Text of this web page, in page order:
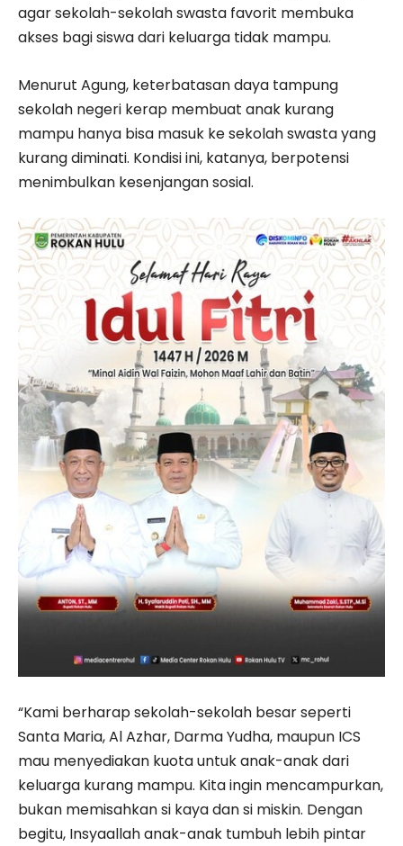
agar sekolah-sekolah swasta favorit membuka
akses bagi siswa dari keluarga tidak mampu.
Menurut Agung, keterbatasan daya tampung
sekolah negeri kerap membuat anak kurang
mampu hanya bisa masuk ke sekolah swasta yang
kurang diminati. Kondisi ini, katanya, berpotensi
menimbulkan kesenjangan sosial.
“Kami berharap sekolah-sekolah besar seperti
Santa Maria, Al Azhar, Darma Yudha, maupun ICS
mau menyediakan kuota untuk anak-anak dari
keluarga kurang mampu. Kita ingin mencampurkan,
bukan memisahkan si kaya dan si miskin. Dengan
begitu, Insyaallah anak-anak tumbuh lebih pintar